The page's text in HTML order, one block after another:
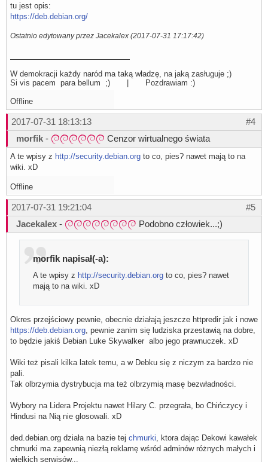
tu jest opis:
https://deb.debian.org/
Ostatnio edytowany przez Jacekalex (2017-07-31 17:17:42)
W demokracji każdy naród ma taką władzę, na jaką zasługuje ;)
Si vis pacem para bellum ;) | Pozdrawiam :)
Offline
#4
2017-07-31 18:13:13
morfik - Cenzor wirtualnego świata
A te wpisy z http://security.debian.org to co, pies? nawet mają to na
wiki. xD
Offline
#5
2017-07-31 19:21:04
Jacekalex - Podobno człowiek...;)
morfik napisał(-a):
A te wpisy z http://security.debian.org to co, pies? nawet
mają to na wiki. xD
Okres przejściowy pewnie, obecnie działają jeszcze httpredir jak i nowe
https://deb.debian.org, pewnie zanim się ludziska przestawią na dobre,
to będzie jakiś Debian Luke Skywalker albo jego prawnuczek. xD
Wiki też pisali kilka latek temu, a w Debku się z niczym za bardzo nie
pali.
Tak olbrzymia dystrybucja ma też olbrzymią masę bezwładności.
Wybory na Lidera Projektu nawet Hilary C. przegrała, bo Chińczycy i
Hindusi na Nią nie glosowali. xD
ded.debian.org działa na bazie tej chmurki, ktora dając Dekowi kawałek
chmurki ma zapewnią niezłą reklamę wśród adminów różnych małych i
wielkich serwisów...